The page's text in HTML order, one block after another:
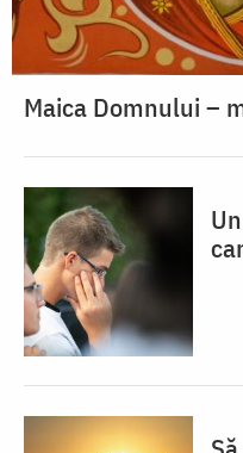
Maica Domnului –